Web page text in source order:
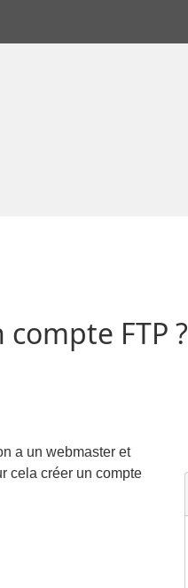
FTP ?
a un webmaster et
cela créer un compte